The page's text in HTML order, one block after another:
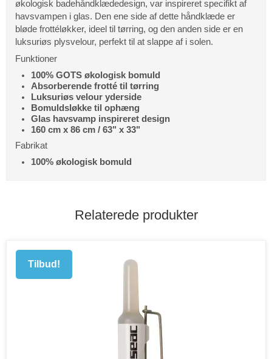
økologisk badehåndklædedesign, var inspireret specifikt af
havsvampen i glas. Den ene side af dette håndklæde er
bløde frottéløkker, ideel til tørring, og den anden side er en
luksuriøs plysvelour, perfekt til at slappe af i solen.
Funktioner
100% GOTS økologisk bomuld
Absorberende frotté til tørring
Luksuriøs velour yderside
Bomuldsløkke til ophæng
Glas havsvamp inspireret design
160 cm x 86 cm / 63" x 33"
Fabrikat
100% økologisk bomuld
Relaterede produkter
Tilbud!